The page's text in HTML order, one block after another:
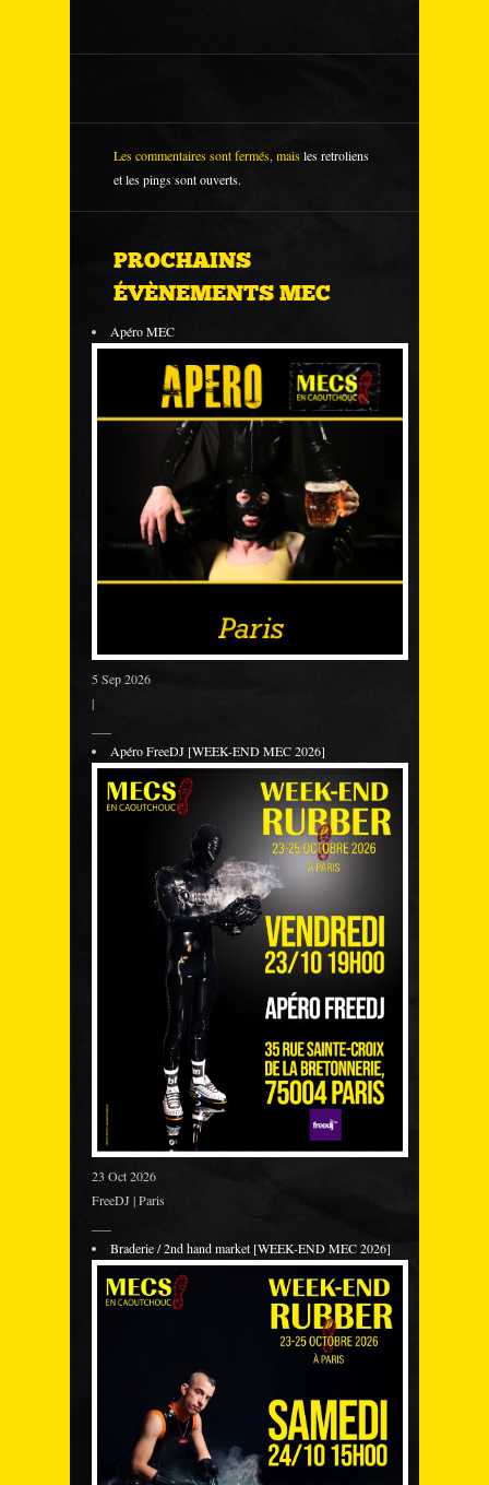
Les commentaires sont fermés, maisles retroliens
et les pings sont ouverts.
PROCHAINS
ÉVÈNEMENTS MEC
Apéro MEC
5 Sep 2026
|
Apéro FreeDJ [WEEK-END MEC 2026]
23 Oct 2026
FreeDJ | Paris
Braderie / 2nd hand market [WEEK-END MEC 2026]